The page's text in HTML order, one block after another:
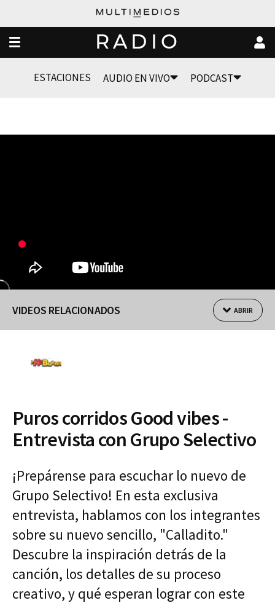
RADIO
ESTACIONES AUDIO EN VIVO PODCAST
VIDEOS RELACIONADOS ABRIR
Puros corridos Good vibes -
Entrevista con Grupo Selectivo
¡Prepárense para escuchar lo nuevo de
Grupo Selectivo! En esta exclusiva
entrevista, hablamos con los integrantes
sobre su nuevo sencillo, "Calladito."
Descubre la inspiración detrás de la
canción, los detalles de su proceso
creativo, y qué esperan lograr con este